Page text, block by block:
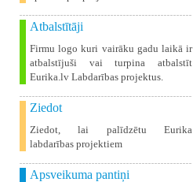
Atbalstītāji
Firmu logo kuri vairāku gadu laikā ir
atbalstījuši vai turpina atbalstīt
Eurika.lv Labdarības projektus.
Ziedot
Ziedot, lai palīdzētu Eurika
labdarības projektiem
Apsveikuma pantiņi